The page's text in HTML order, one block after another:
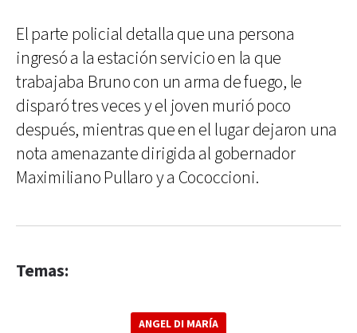
El parte policial detalla que una persona
ingresó a la estación servicio en la que
trabajaba Bruno con un arma de fuego, le
disparó tres veces y el joven murió poco
después, mientras que en el lugar dejaron una
nota amenazante dirigida al gobernador
Maximiliano Pullaro y a Cococcioni.
Temas:
ANGEL DI MARÍA